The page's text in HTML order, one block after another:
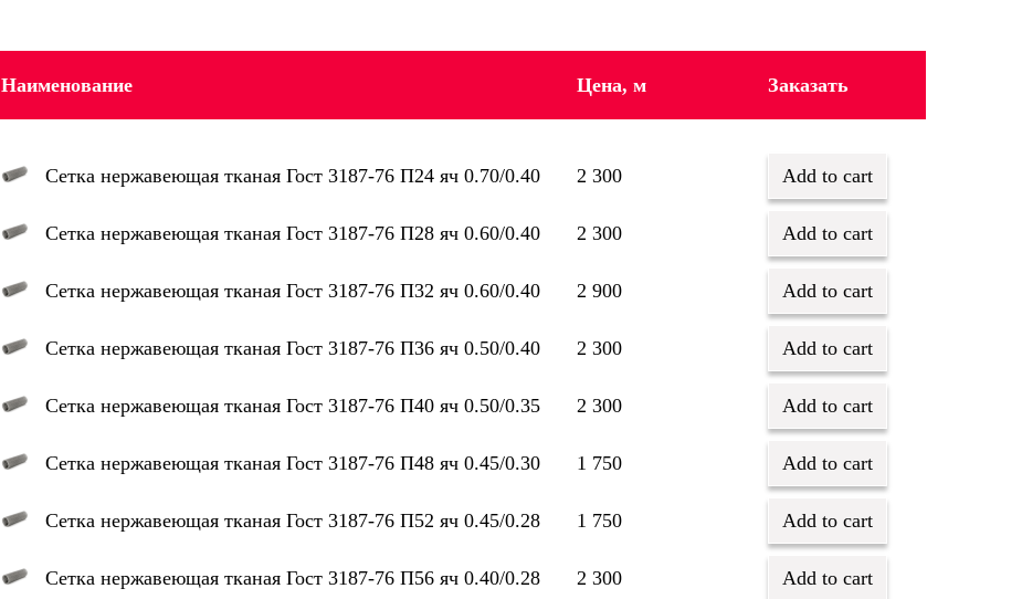
Наименование Цена, м Заказать
Сетка нержавеющая тканая Гост 3187-76 П24 яч 0.70/0.40 2 300 Add to cart
Сетка нержавеющая тканая Гост 3187-76 П28 яч 0.60/0.40 2 300 Add to cart
Сетка нержавеющая тканая Гост 3187-76 П32 яч 0.60/0.40 2 900 Add to cart
Сетка нержавеющая тканая Гост 3187-76 П36 яч 0.50/0.40 2 300 Add to cart
Сетка нержавеющая тканая Гост 3187-76 П40 яч 0.50/0.35 2 300 Add to cart
Сетка нержавеющая тканая Гост 3187-76 П48 яч 0.45/0.30 1 750 Add to cart
Сетка нержавеющая тканая Гост 3187-76 П52 яч 0.45/0.28 1 750 Add to cart
Сетка нержавеющая тканая Гост 3187-76 П56 яч 0.40/0.28 2 300 Add to cart